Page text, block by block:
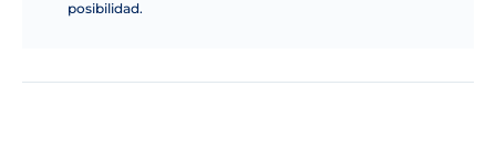
posibilidad.